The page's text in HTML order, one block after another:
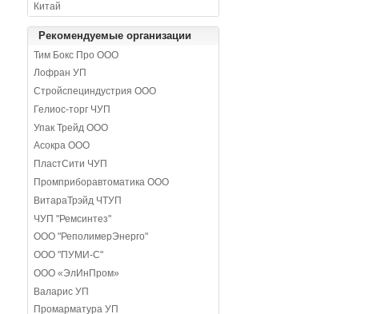
Китай
Рекомендуемые организации
Тим Бокс Про ООО
Лофран УП
Стройспециндустрия ООО
Гелиос-торг ЧУП
Упак Трейд ООО
Асокра ООО
ПластСити ЧУП
Промприборавтоматика ООО
ВитараТрэйд ЧТУП
ЧУП "Ремсинтез"
ООО "РеполимерЭнерго"
ООО "ПУМИ-С"
ООО «ЭлИнПром»
Валарис УП
Промарматура УП